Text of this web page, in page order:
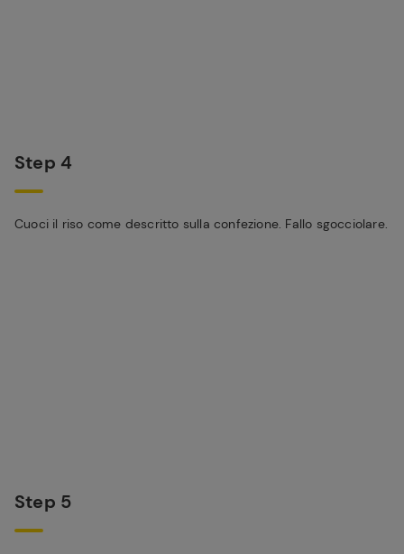
Step 4
Cuoci il riso come descritto sulla confezione. Fallo sgocciolare.
Step 5